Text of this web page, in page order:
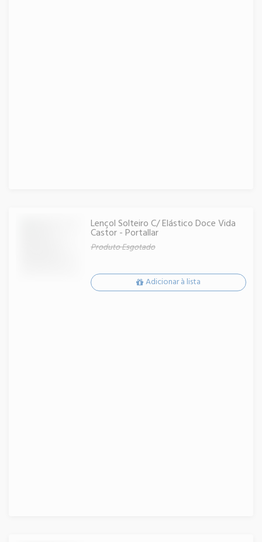
Lençol Solteiro C/ Elástico Doce Vida
Castor - Portallar
Produto Esgotado
Adicionar à lista